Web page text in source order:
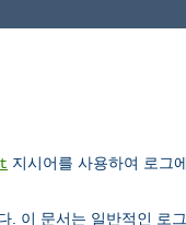
지시어를 사용하여 로그
. 이 문서는 일반적인 로